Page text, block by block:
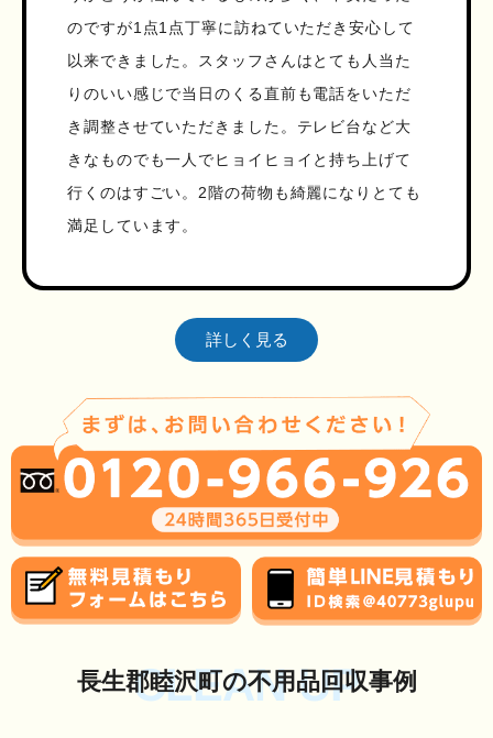
のですが1点1点丁寧に訪ねていただき安心して
以来できました。スタッフさんはとても人当た
りのいい感じで当日のくる直前も電話をいただ
き調整させていただきました。テレビ台など大
きなものでも一人でヒョイヒョイと持ち上げて
行くのはすごい。2階の荷物も綺麗になりとても
満足しています。
詳しく見る
CLEAN UP
長生郡睦沢町の不用品回収事例